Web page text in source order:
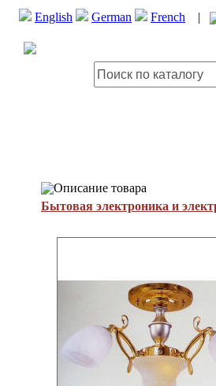
English German French |
Описание товара
Бытовая электроника и